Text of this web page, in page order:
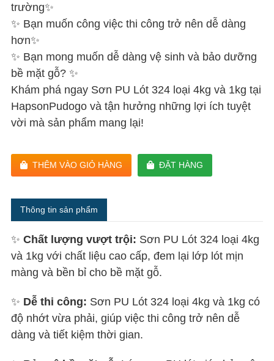
trường✨
✨ Bạn muốn công việc thi công trở nên dễ dàng
hơn✨
✨ Bạn mong muốn dễ dàng vệ sinh và bảo dưỡng
bề mặt gỗ? ✨
Khám phá ngay Sơn PU Lót 324 loại 4kg và 1kg tại
HapsonPudogo và tận hưởng những lợi ích tuyệt
vời mà sản phẩm mang lại!
THÊM VÀO GIỎ HÀNG ĐẶT HÀNG
Thông tin sản phẩm
✨ Chất lượng vượt trội: Sơn PU Lót 324 loại 4kg
và 1kg với chất liệu cao cấp, đem lại lớp lót mịn
màng và bền bỉ cho bề mặt gỗ.
✨ Dễ thi công: Sơn PU Lót 324 loại 4kg và 1kg có
độ nhớt vừa phải, giúp việc thi công trở nên dễ
dàng và tiết kiệm thời gian.